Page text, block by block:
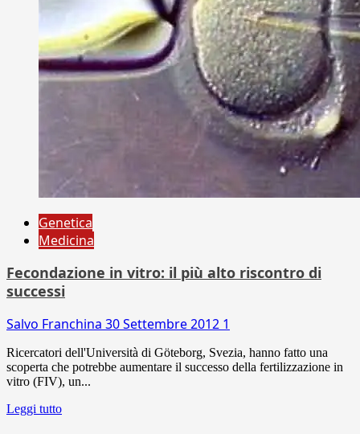
Genetica
Medicina
Fecondazione in vitro: il più alto riscontro di
successi
Salvo Franchina 30 Settembre 2012 1
Ricercatori dell'Università di Göteborg, Svezia, hanno fatto una
scoperta che potrebbe aumentare il successo della fertilizzazione in
vitro (FIV), un...
Leggi tutto